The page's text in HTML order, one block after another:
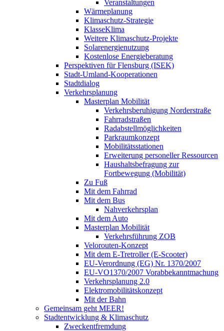
Veranstaltungen
Wärmeplanung
Klimaschutz-Strategie
KlasseKlima
Weitere Klimaschutz-Projekte
Solarenergienutzung
Kostenlose Energieberatung
Perspektiven für Flensburg (ISEK)
Stadt-Umland-Kooperationen
Stadtdialog
Verkehrsplanung
Masterplan Mobilität
Verkehrsberuhigung Norderstraße
Fahrradstraßen
Radabstellmöglichkeiten
Parkraumkonzept
Mobilitätsstationen
Erweiterung personeller Ressourcen
Haushaltsbefragung zur
Fortbewegung (Mobilität)
Zu Fuß
Mit dem Fahrrad
Mit dem Bus
Nahverkehrsplan
Mit dem Auto
Masterplan Mobilität
Verkehrsführung ZOB
Velorouten-Konzept
Mit dem E-Tretroller (E-Scooter)
EU-Verordnung (EG) Nr. 1370/2007
EU-VO1370/2007 Vorabbekanntmachung
Verkehrsplanung 2.0
Elektromobilitätskonzept
Mit der Bahn
Gemeinsam geht MEER!
Stadtentwicklung & Klimaschutz
Zweckentfremdung